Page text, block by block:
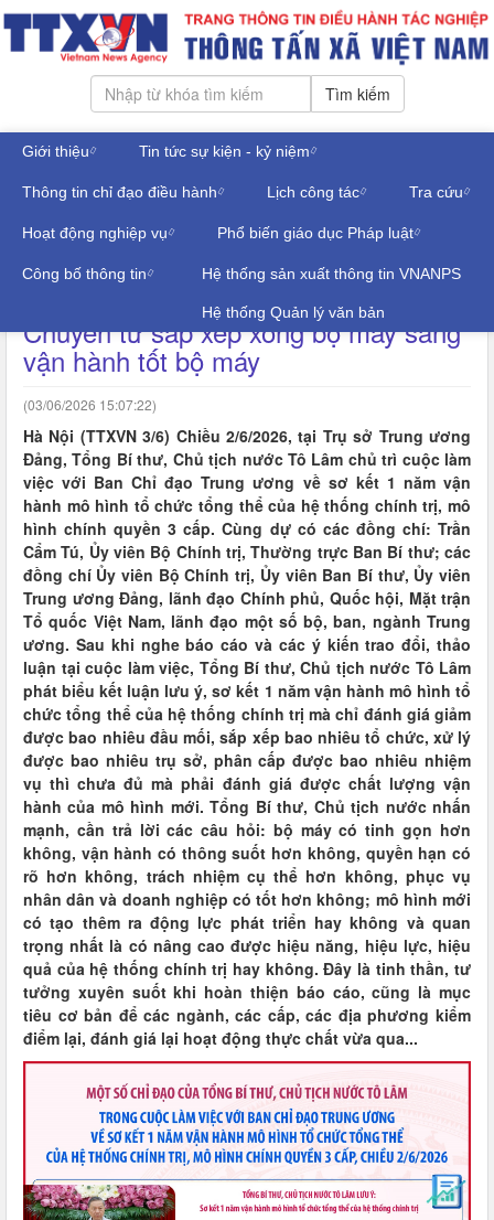
Tìm kiếm
Giới thiệu Tin tức sự kiện - kỷ niệm
Thông tin chỉ đạo điều hành Lịch công tác Tra cứu
Hoạt động nghiệp vụ Phổ biến giáo dục Pháp luật
Công bố thông tin Hệ thống sản xuất thông tin VNANPS
Hệ thống Quản lý văn bản
Thứ bảy, ngày 08/08/2026 Đăng nhập
THÔNG TIN ĐỒ HỌA
Tổng Bí thư, Chủ tịch nước Tô Lâm:
Chuyển từ sắp xếp xong bộ máy sang
vận hành tốt bộ máy
(03/06/2026 15:07:22)
Hà Nội (TTXVN 3/6) Chiều 2/6/2026, tại Trụ sở Trung ương
Đảng, Tổng Bí thư, Chủ tịch nước Tô Lâm chủ trì cuộc làm
việc với Ban Chỉ đạo Trung ương về sơ kết 1 năm vận
hành mô hình tổ chức tổng thể của hệ thống chính trị, mô
hình chính quyền 3 cấp. Cùng dự có các đồng chí: Trần
Cẩm Tú, Ủy viên Bộ Chính trị, Thường trực Ban Bí thư; các
đồng chí Ủy viên Bộ Chính trị, Ủy viên Ban Bí thư, Ủy viên
Trung ương Đảng, lãnh đạo Chính phủ, Quốc hội, Mặt trận
Tổ quốc Việt Nam, lãnh đạo một số bộ, ban, ngành Trung
ương. Sau khi nghe báo cáo và các ý kiến trao đổi, thảo
luận tại cuộc làm việc, Tổng Bí thư, Chủ tịch nước Tô Lâm
phát biểu kết luận lưu ý, sơ kết 1 năm vận hành mô hình tổ
chức tổng thể của hệ thống chính trị mà chỉ đánh giá giảm
được bao nhiêu đầu mối, sắp xếp bao nhiêu tổ chức, xử lý
được bao nhiêu trụ sở, phân cấp được bao nhiêu nhiệm
vụ thì chưa đủ mà phải đánh giá được chất lượng vận
hành của mô hình mới. Tổng Bí thư, Chủ tịch nước nhấn
mạnh, cần trả lời các câu hỏi: bộ máy có tinh gọn hơn
không, vận hành có thông suốt hơn không, quyền hạn có
rõ hơn không, trách nhiệm cụ thể hơn không, phục vụ
nhân dân và doanh nghiệp có tốt hơn không; mô hình mới
có tạo thêm ra động lực phát triển hay không và quan
trọng nhất là có nâng cao được hiệu năng, hiệu lực, hiệu
quả của hệ thống chính trị hay không. Đây là tinh thần, tư
tưởng xuyên suốt khi hoàn thiện báo cáo, cũng là mục
tiêu cơ bản để các ngành, các cấp, các địa phương kiểm
điểm lại, đánh giá lại hoạt động thực chất vừa qua...